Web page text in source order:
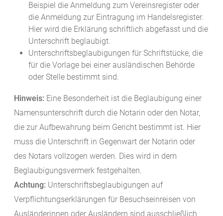
Beispiel die Anmeldung zum Vereinsregister oder
die Anmeldung zur Eintragung im Handelsregister.
Hier wird die Erklärung schriftlich abgefasst und die
Unterschrift beglaubigt.
Unterschriftsbeglaubigungen für Schriftstücke, die
für die Vorlage bei einer ausländischen Behörde
oder Stelle bestimmt sind.
Hinweis: Eine Besonderheit ist die Beglaubigung einer
Namensunterschrift durch die Notarin oder den Notar,
die zur Aufbewahrung beim Gericht bestimmt ist. Hier
muss die Unterschrift in Gegenwart der Notarin oder
des Notars vollzogen werden. Dies wird in dem
Beglaubigungsvermerk festgehalten.
Achtung: Unterschriftsbeglaubigungen auf
Verpflichtungserklärungen für Besuchseinreisen von
Ausländerinnen oder Ausländern sind ausschließlich